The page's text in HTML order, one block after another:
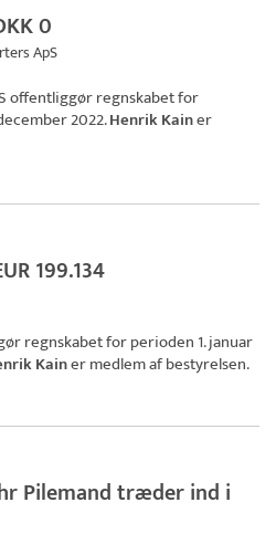
0
ApS
offentliggør regnskabet for
2022.Henrik Kainer
199.134
regnskabet for perioden 1. januar
Kainer medlem af bestyrelsen.
Pilemand træder ind i